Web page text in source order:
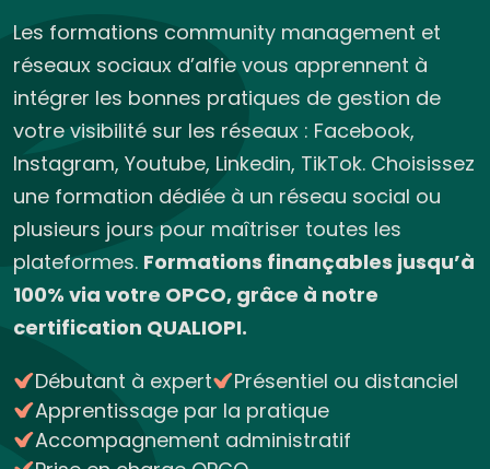
Les formations community management et
réseaux sociaux d’alfie vous apprennent à
intégrer les bonnes pratiques de gestion de
votre visibilité sur les réseaux : Facebook,
Instagram, Youtube, Linkedin, TikTok. Choisissez
une formation dédiée à un réseau social ou
plusieurs jours pour maîtriser toutes les
plateformes. Formations finançables jusqu’à
100% via votre OPCO, grâce à notre
certification QUALIOPI.
Débutant à expert
Présentiel ou distanciel
Apprentissage par la pratique
Accompagnement administratif